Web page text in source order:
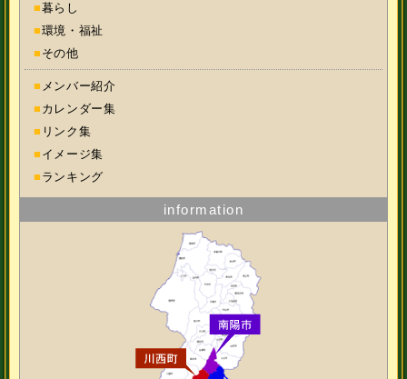
■暮らし
■環境・福祉
■ その他
■ メンバー紹介
■ カレンダー集
■ リンク集
■ イメージ集
■ ランキング
information